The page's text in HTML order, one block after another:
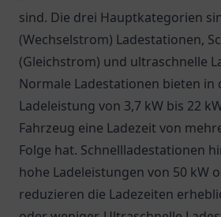
sind. Die drei Hauptkategorien
(Wechselstrom) Ladestationen,
(Gleichstrom) und ultraschnelle
Normale Ladestationen bieten in
Ladeleistung von 3,7 kW bis 22
Fahrzeug eine Ladezeit von
Folge hat. Schnellladestationen
hohe Ladeleistungen von 50 kW
reduzieren die Ladezeiten